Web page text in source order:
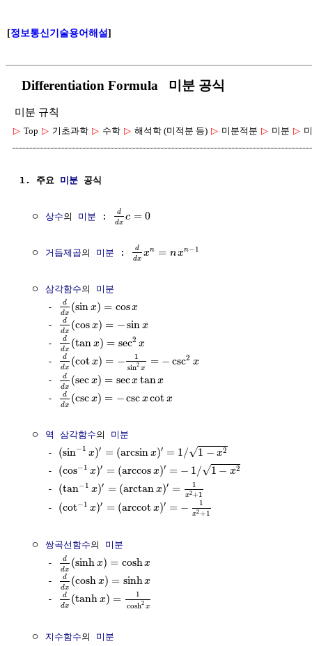
[정보통신기술용어해설]
Differentiation Formula 미분 공식
미분 규칙
▷ Top ▷ 기초과학 ▷ 수학 ▷ 해석학 (미적분 등) ▷ 미분적분 ▷ 미분 ▷
1. 주요 미분 공식
  ㅇ
상수의 미분 :
d
dx
c = 0
  ㅇ
거듭제곱의 미분 :
d
dx
xn = nxn−1
  ㅇ
삼각함수의 미분
     -
d
dx
(sin x) = cosx
     -
d
dx
(cos x) = −sin x
     -
d
dx
(tan x) = sec2 x
     -
d
dx
(cot x) = −
1
sin2 x
= − csc2 x
     -
d
dx
(sec x) = secx tanx
     -
d
dx
(csc x) = −csc xcot x
  ㅇ
역 삼각함수의 미분
     -
(sin−1 x)′ = (arcsin x)′ = 1/√1 − x2
     -
(cos−1 x)′ = (arccos x)′ = − 1/√1 − x2
     -
(tan−1 x)′ = (arctan x)′ = 1
x2+1
     -
(cot−1 x)′ = (arccot x)′ = − 1
x2+1
  ㅇ
쌍곡선함수의 미분
     -
d
dx
(sinh x) = coshx
     -
d
dx
(cosh x) = sinhx
     -
d
dx
(tanh x) =
1
cosh2 x
  ㅇ
지수함수의 미분